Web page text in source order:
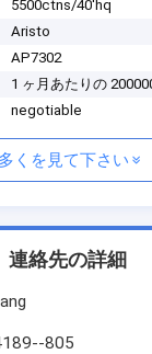
5500ctns/40'hq
Aristo
AP7302
1 ヶ月あたりの
negotiable
多くを見て下さい
連絡先の詳細
805